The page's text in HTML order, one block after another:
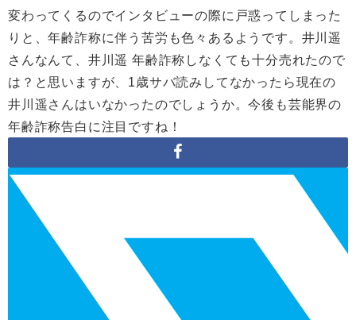
変わってくるのでインタビューの際に戸惑ってしまった
りと、年齢詐称に伴う苦労も色々あるようです。井川遥
さんなんて、井川遥 年齢詐称しなくても十分売れたので
は？と思いますが、 1 歳サバ読みしてなかったら現在の
井川遥さんはいなかったのでしょうか。今後も芸能界の
年齢詐称告白に注目ですね！